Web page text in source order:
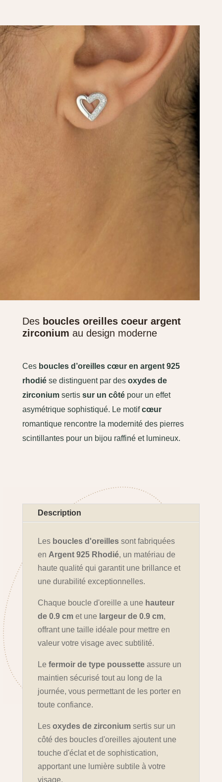
Des boucles oreilles coeur argent
zirconium au design moderne
Ces boucles d’oreilles cœur en argent 925
rhodiése distinguent par des oxydes de
zirconiumsertis sur un côtépour un effet
asymétrique sophistiqué. Le motifcœur
romantique rencontre la modernité des pierres
scintillantes pour un bijou raffiné et lumineux.
Description
Les boucles d'oreillessont fabriquées
en Argent 925 Rhodié, un matériau de
haute qualité qui garantit une brillance et
une durabilité exceptionnelles.
Chaque boucle d'oreille a une hauteur
de 0.9 cmet une largeur de 0.9 cm,
offrant une taille idéale pour mettre en
valeur votre visage avec subtilité.
Le fermoir de type poussetteassure un
maintien sécurisé tout au long de la
journée, vous permettant de les porter en
toute confiance.
Les oxydes de zirconiumsertis sur un
côté des boucles d'oreilles ajoutent une
touche d'éclat et de sophistication,
apportant une lumière subtile à votre
visage.